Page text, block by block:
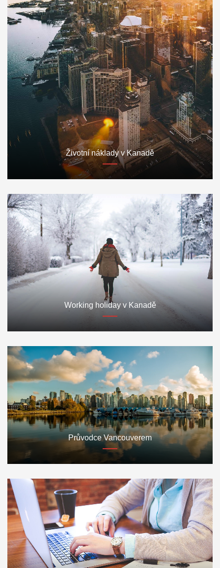
Životní náklady v Kanadě
Working holiday v Kanadě
Průvodce Vancouverem